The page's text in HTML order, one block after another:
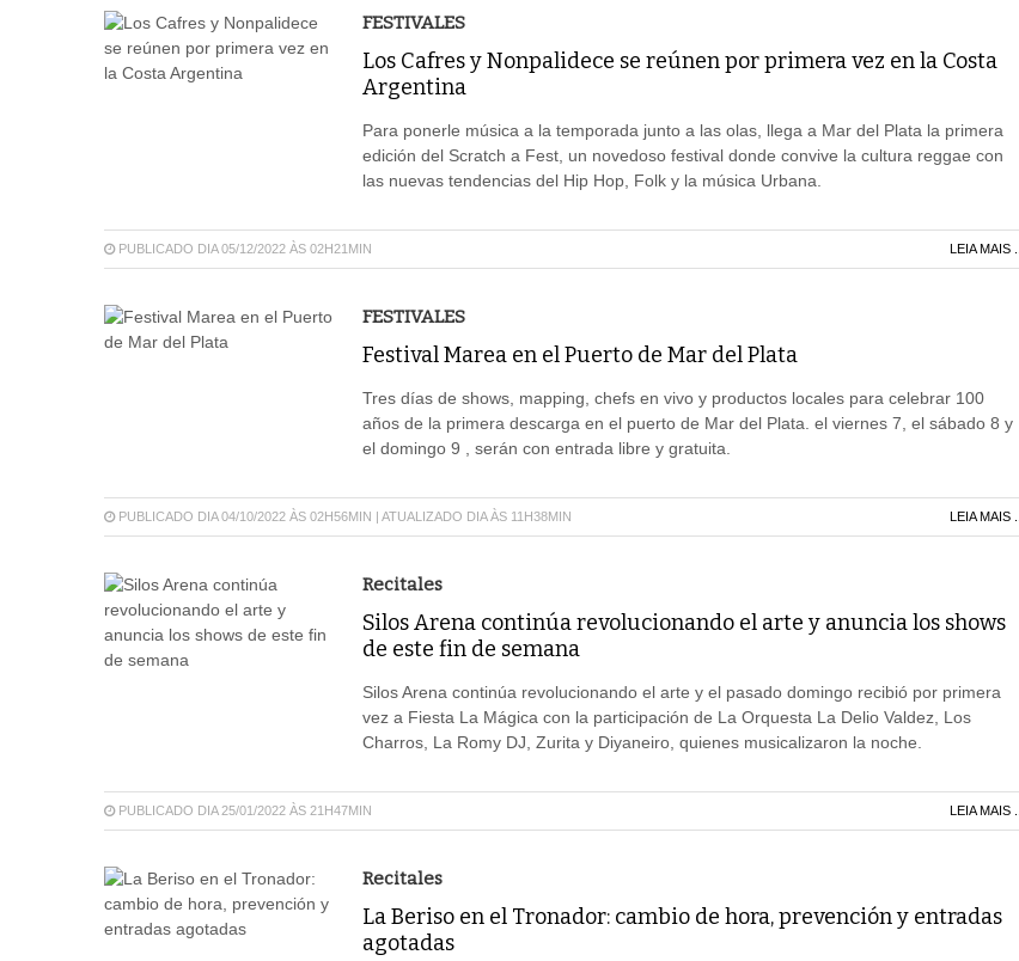
FESTIVALES
Los Cafres y Nonpalidece se reúnen por primera vez en la Costa
Argentina
Para ponerle música a la temporada junto a las olas, llega a Mar del Plata la primera
edición del Scratch a Fest, un novedoso festival donde convive la cultura reggae con
las nuevas tendencias del Hip Hop, Folk y la música Urbana.
PUBLICADO DIA 05/12/2022 ÀS 02H21MIN LEIA MAIS ...
FESTIVALES
Festival Marea en el Puerto de Mar del Plata
Tres días de shows, mapping, chefs en vivo y productos locales para celebrar 100
años de la primera descarga en el puerto de Mar del Plata. el viernes 7, el sábado 8 y
el domingo 9 , serán con entrada libre y gratuita.
PUBLICADO DIA 04/10/2022 ÀS 02H56MIN | ATUALIZADO DIA ÀS 11H38MIN LEIA MAIS ...
Recitales
Silos Arena continúa revolucionando el arte y anuncia los shows
de este fin de semana
Silos Arena continúa revolucionando el arte y el pasado domingo recibió por primera
vez a Fiesta La Mágica con la participación de La Orquesta La Delio Valdez, Los
Charros, La Romy DJ, Zurita y Diyaneiro, quienes musicalizaron la noche.
PUBLICADO DIA 25/01/2022 ÀS 21H47MIN LEIA MAIS ...
Recitales
La Beriso en el Tronador: cambio de hora, prevención y entradas
agotadas